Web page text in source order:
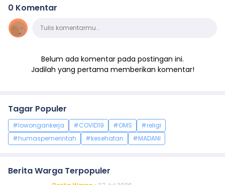
0 Komentar
KomentarTulis komentarmu…
Belum ada komentar pada postingan ini.
Jadilah yang pertama memberikan komentar!
Tagar Populer
#lowongankerja #COVID19 #OMS
#religi
#humaspemerintah
#kesehatan #MADANI
Berita Warga Terpopuler